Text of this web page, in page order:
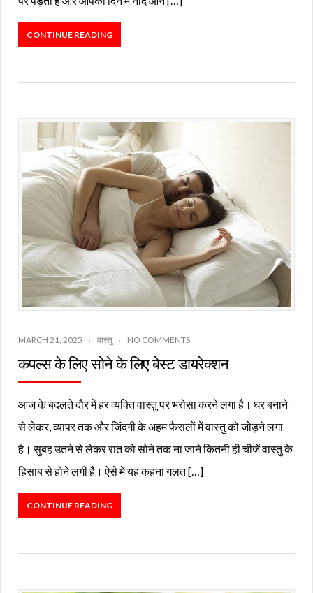
CONTINUE READING
MARCH 21, 2025 वास्तु NO COMMENTS
कपल्स के लिए सोने के लिए बेस्ट डायरेक्शन
आज के बदलते दौर में हर व्यक्ति वास्तु पर भरोसा करने लगा है। घर बनाने
से लेकर, व्यापर तक और जिंदगी के अहम फैसलों में वास्तु को जोड़ने लगा
है। सुबह उतने से लेकर रात को सोने तक ना जाने कितनी ही चीजें वास्तु के
हिसाब से होने लगी है। ऐसे में यह कहना गलत […]
CONTINUE READING